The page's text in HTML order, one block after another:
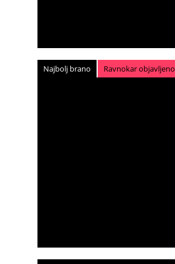
Najbolj brano Ravnokar objavljeno